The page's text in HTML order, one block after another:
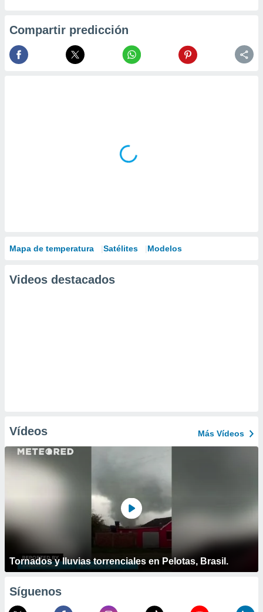
Compartir predicción
Mapa de temperatura Satélites Modelos
Videos destacados
Vídeos Más Vídeos
Tornados y lluvias torrenciales en Pelotas, Brasil.
Síguenos